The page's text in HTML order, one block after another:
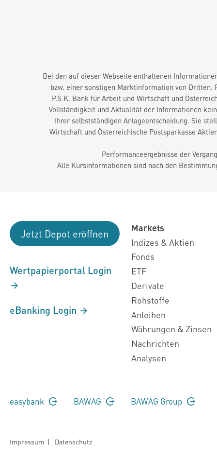
Bei den auf dieser Webseite enthaltenen
bzw. einer sonstigen Marktinformation von Dritten.
P.S.K. Bank für Arbeit und Wirtschaft und
Vollständigkeit und Aktualität der Informationen
Ihrer selbstständigen Anlageentscheidung. Sie
Wirtschaft und Österreichische Postsparkasse
Performanceergebnisse der
Alle Kursinformationen sind nach den
Jetzt Depot eröffnen
Wertpapierportal Login
eBanking Login
Markets
Indizes & Aktien
Fonds
ETF
Derivate
Rohstoffe
Anleihen
Währungen & Zinsen
Nachrichten
Analysen
easybank BAWAG BAWAG Group
Impressum | Datenschutz